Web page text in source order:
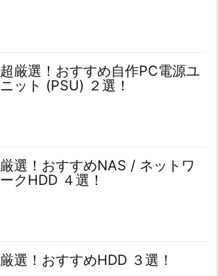
超厳選！おすすめ自作PC電源ユ
ニット (PSU) ２選！
厳選！おすすめNAS / ネットワ
ークHDD ４選！
厳選！おすすめHDD ３選！